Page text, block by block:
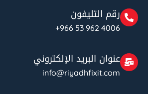
رقم التليفون
+966 53 962 4006
عنوان البريد الإلكتروني
info@riyadhfixit.com